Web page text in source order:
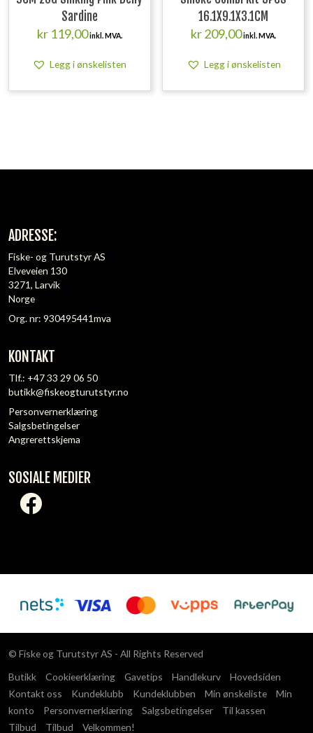
Sardine
kr119,00inkl. MVA.
Legg i ønskelisten
16.1X9.1X3.1CM
kr209,00inkl. MVA.
Legg i ønskelisten
ADRESSE:
Fiske- og Turutstyr AS
Elveveien 130
3271, Larvik
Norge
Org. nr: 930495441mva
KONTAKT
Tlf.: +47 33 29 06 50
butikk@fiskeogturutstyr.no
Personvernerklæring
Salgsbetingelser
Angrerettskjema
SOSIALE MEDIER
© Fiske og Turutstyr AS - All Rights Reserved
Butikk
Cookieerklæring Gavetips Handlekurv
Hovedsiden
Kontakt oss
Kundeklubb Kundeklubben Min ønskeliste
Min
konto
Personvernerklæring Salgsbetingelser
Til kassen
Tilbud
Tilbud Velkommen!